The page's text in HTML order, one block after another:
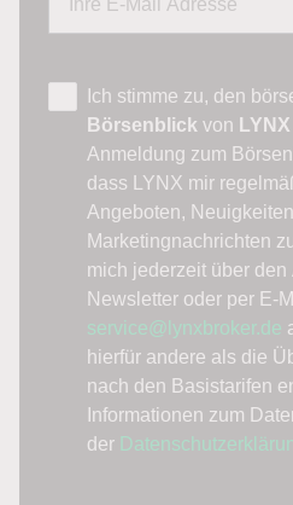
Ich stimme zu, den
Börsenblick von LYNX
Anmeldung zum
dass LYNX mir
Angeboten,
Marketingnachrichten
mich jederzeit über
Newsletter oder per E-
service@lynxbroker.de
hierfür andere als die
nach den Basistarifen
Informationen zum
der